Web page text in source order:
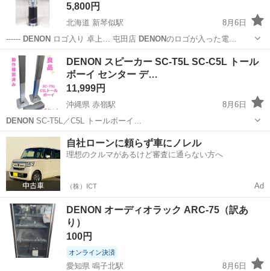
5,800円
北海道 新琴似駅
8月6日
------ DENON ロゴ入り 卓上… 屯田店 DENONのロゴが入った電…
北海道 札幌市
DENON スピーカー SC-T5L SC-C5L トール
ボーイ センター デ…
11,999円
沖縄県 赤嶺駅
8月6日
DENON SC-T5L／C5L トールボーイ…
沖縄 糸満市 赤嶺駅 オーディオ
自社ローンに頼らず車にノレル
理想のクルマがあるけど審査に通らない方へ
（株）ICT Ad
DENON オーディオラック ARC-75（訳あ
り）
100円
オンライン決済
愛知県 鳴子北駅
8月6日